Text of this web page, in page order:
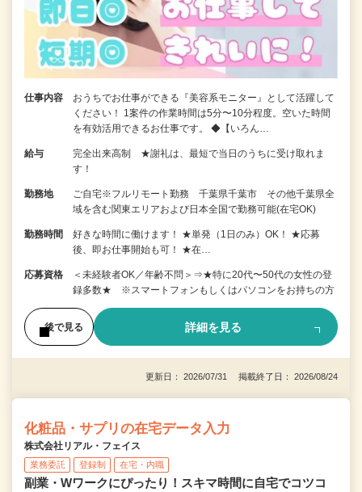
仕事内容
おうちでお仕事ができる『美容系モニター』として活躍して
ください！ 1案件の作業時間は5分〜10分程度。空いた時間
を有効活用できるお仕事です。 ◆【いろん…
給与
完全出来高制 ★謝礼は、最短で当日のうちに受け取れま
す！
勤務地
ご自宅※フルリモート勤務 千葉県千葉市 その他千葉県全
域を含む関東エリアおよび日本全国で勤務可能(在宅OK)
勤務時間
好きな時間に働けます！ ★単発（1日のみ）OK！ ★応募
後、即お仕事開始も可！ ★在…
応募資格
＜未経験者OK／年齢不問＞⇒★特に20代〜50代の女性の登
録多数★ ※スマートフォンもしくはパソコンをお持ちの方
後で見る 詳細を見る
更新日： 2026/07/31 掲載終了日： 2026/08/24
化粧品・サプリの在宅データ入力
株式会社リアル・フェイス
業務委託 登録制 在宅・内職
副業・Wワークにぴったり！スキマ時間に自宅でコツコ